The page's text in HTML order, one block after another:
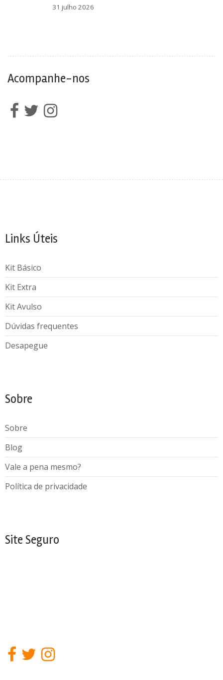
31 julho 2026
Acompanhe-nos
Links Úteis
Kit Básico
Kit Extra
Kit Avulso
Dúvidas frequentes
Desapegue
Sobre
Sobre
Blog
Vale a pena mesmo?
Política de privacidade
Site Seguro